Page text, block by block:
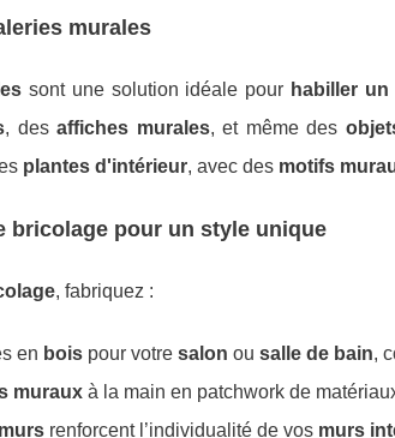
murales
sont une solution idéale pour habiller
, desaffiches murales, et même des
plantes d'intérieur, avec des motifs
bricolage pour un style unique
, fabriquez :
en bois pour votre salon ou salle de bain,
muraux à la main en patchwork de
renforcent l’individualité de vos murs